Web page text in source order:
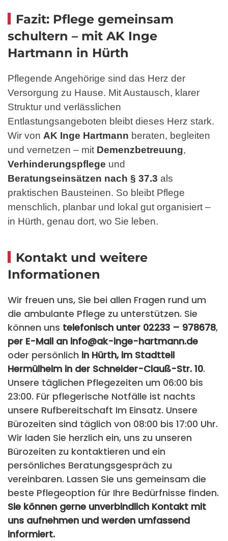
Fazit: Pflege gemeinsam
schultern – mit AK Inge
Hartmann in Hürth
Pflegende Angehörige sind das Herz der
Versorgung zu Hause. Mit Austausch, klarer
Struktur und verlässlichen
Entlastungsangeboten bleibt dieses Herz stark.
Wir von AK Inge Hartmann beraten, begleiten
und vernetzen – mit Demenzbetreuung,
Verhinderungspflege und
Beratungseinsätzen nach § 37.3 als
praktischen Bausteinen. So bleibt Pflege
menschlich, planbar und lokal gut organisiert –
in Hürth, genau dort, wo Sie leben.
Kontakt und weitere
Informationen
Wir freuen uns, Sie bei allen Fragen rund um
die ambulante Pflege zu unterstützen. Sie
können uns telefonisch unter 02233 – 978678,
per E-Mail an info@ak-inge-hartmann.de
oder persönlich in Hürth, im Stadtteil
Hermülheim in der Schneider-Clauß-Str. 10.
Unsere täglichen Pflegezeiten um 06:00 bis
23:00. Für pflegerische Notfälle ist nachts
unsere Rufbereitschaft Im Einsatz. Unsere
Bürozeiten sind täglich von 08:00 bis 17:00 Uhr.
Wir laden Sie herzlich ein, uns zu unseren
Bürozeiten zu kontaktieren und ein
persönliches Beratungsgespräch zu
vereinbaren. Lassen Sie uns gemeinsam die
beste Pflegeoption für Ihre Bedürfnisse finden.
Sie können gerne unverbindlich Kontakt mit
uns aufnehmen und werden umfassend
informiert.